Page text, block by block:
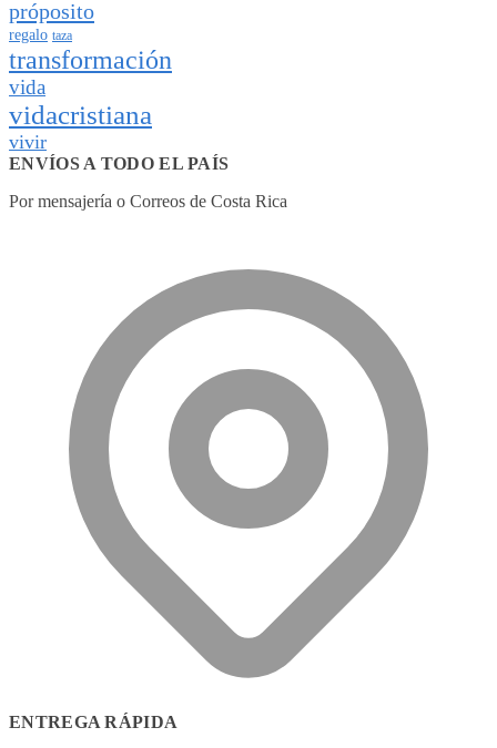
próposito
regalo taza
transformación
vida
vidacristiana
vivir
ENVÍOS A TODO EL PAÍS
Por mensajería o Correos de Costa Rica
ENTREGA RÁPIDA